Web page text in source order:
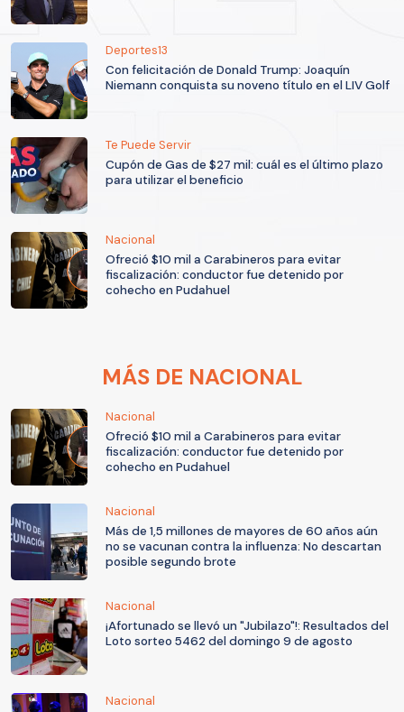
Deportes13
Con felicitación de Donald Trump: Joaquín
Niemann conquista su noveno título en el LIV Golf
Te Puede Servir
Cupón de Gas de $27 mil: cuál es el último plazo
para utilizar el beneficio
Nacional
Ofreció $10 mil a Carabineros para evitar
fiscalización: conductor fue detenido por
cohecho en Pudahuel
MÁS DE NACIONAL
Nacional
Ofreció $10 mil a Carabineros para evitar
fiscalización: conductor fue detenido por
cohecho en Pudahuel
Nacional
Más de 1,5 millones de mayores de 60 años aún
no se vacunan contra la influenza: No descartan
posible segundo brote
Nacional
¡Afortunado se llevó un "Jubilazo"!: Resultados del
Loto sorteo 5462 del domingo 9 de agosto
Nacional